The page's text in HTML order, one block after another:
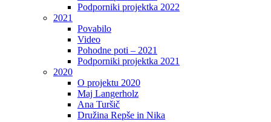
Podporniki projektka 2022
2021
Povabilo
Video
Pohodne poti – 2021
Podporniki projektka 2021
2020
O projektu 2020
Maj Langerholz
Ana Turšič
Družina Repše in Nika